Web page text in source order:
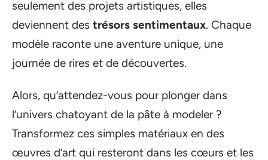
seulement des projets artistiques, elles
deviennent des trésors sentimentaux. Chaque
modèle raconte une aventure unique, une
journée de rires et de découvertes.
Alors, qu’attendez-vous pour plonger dans
l’univers chatoyant de la pâte à modeler ?
Transformez ces simples matériaux en des
œuvres d’art qui resteront dans les cœurs et les